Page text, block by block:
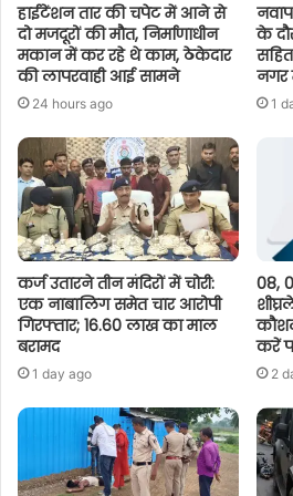
हाईटेंशन तार की चपेट में आने से
दो मजदूरों की मौत, निर्माणाधीन
मकान में कर रहे थे काम, ठेकेदार
की लापरवाही आई सामने
24 hours ago
के
नगर
1
कर्ज उतारने तीन मंदिरों में चोरी:
एक नाबालिग समेत चार आरोपी
गिरफ्तार; 16.60 लाख का माल
बरामद
1 day ago
08,
करें
2